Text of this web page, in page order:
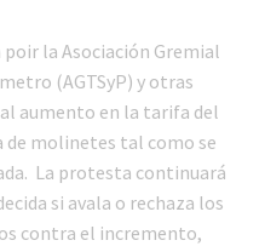
la Asociación Gremial
(AGTSyP) y otras
aumento en la tarifa del
molinetes tal como se
La protesta continuará
si avala o rechaza los
contra el incremento,